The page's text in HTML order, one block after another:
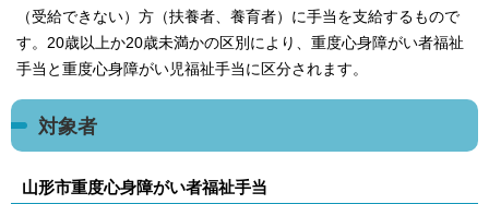
（受給できない）方（扶養者、養育者）に手当を支給するもので
す。20歳以上か20歳未満かの区別により、重度心身障がい者福祉
手当と重度心身障がい児福祉手当に区分されます。
対象者
山形市重度心身障がい者福祉手当